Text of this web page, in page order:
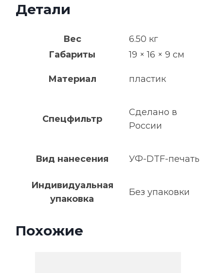
Детали
Вес
6.50 кг
Габариты
19 × 16 × 9 см
Материал пластик
Спецфильтр
Сделано в
России
Вид нанесения УФ-DTF-печать
Индивидуальная
упаковка
Без упаковки
Похожие